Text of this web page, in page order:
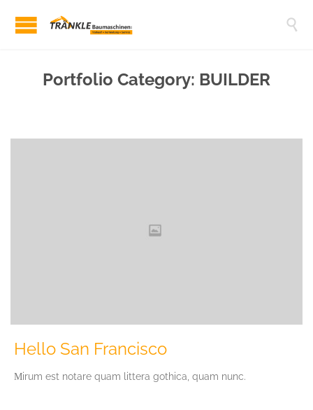

Portfolio Category: BUILDER
Hello San Francisco
Мirum est notare quam littera gothica, quam nunc.